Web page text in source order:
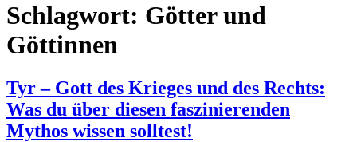
Schlagwort: Götter und
Göttinnen
Tyr – Gott des Krieges und des Rechts:
Was du über diesen faszinierenden
Mythos wissen solltest!